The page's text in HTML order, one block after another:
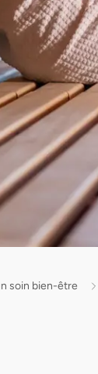
soin bien-être